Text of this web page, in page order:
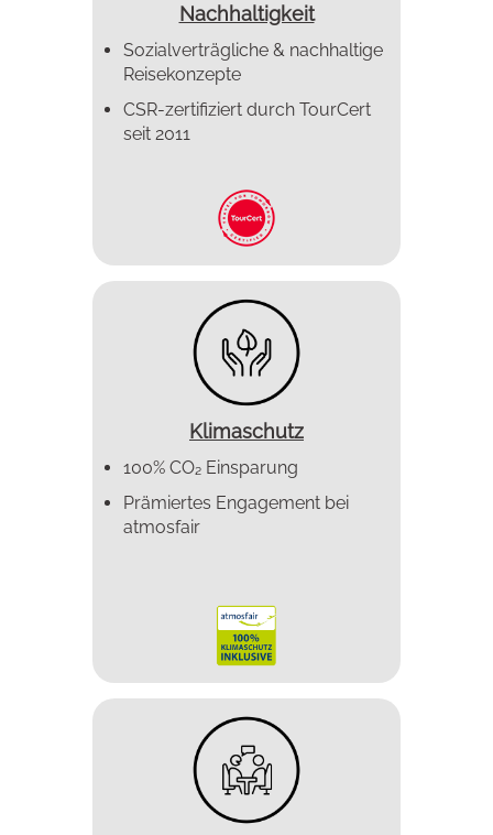
Nachhaltigkeit
Sozialverträgliche & nachhaltige
Reisekonzepte
CSR-zertifiziert durch TourCert
seit 2011
Klimaschutz
100% CO₂ Einsparung
Prämiertes Enga­gement bei
atmosfair